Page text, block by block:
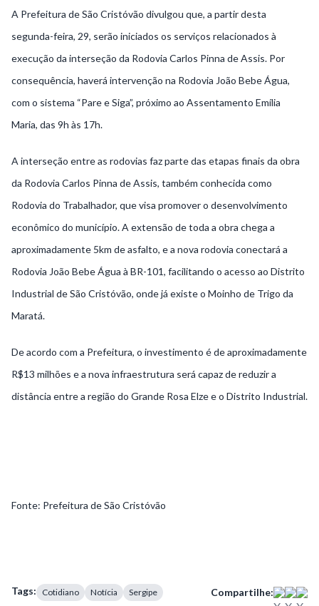
A Prefeitura de São Cristóvão divulgou que, a partir desta
segunda-feira, 29, serão iniciados os serviços relacionados à
execução da interseção da Rodovia Carlos Pinna de Assis. Por
consequência, haverá intervenção na Rodovia João Bebe Água,
com o sistema “Pare e Siga”, próximo ao Assentamento Emília
Maria, das 9h às 17h.
A interseção entre as rodovias faz parte das etapas finais da obra
da Rodovia Carlos Pinna de Assis, também conhecida como
Rodovia do Trabalhador, que visa promover o desenvolvimento
econômico do município. A extensão de toda a obra chega a
aproximadamente 5km de asfalto, e a nova rodovia conectará a
Rodovia João Bebe Água à BR-101, facilitando o acesso ao Distrito
Industrial de São Cristóvão, onde já existe o Moinho de Trigo da
Maratá.
De acordo com a Prefeitura, o investimento é de aproximadamente
R$13 milhões e a nova infraestrutura será capaz de reduzir a
distância entre a região do Grande Rosa Elze e o Distrito Industrial.
Fonte: Prefeitura de São Cristóvão
Tags: Cotidiano Notícia Sergipe Compartilhe: